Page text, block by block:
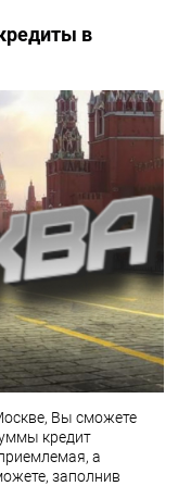
в
Вы сможете
кредит
а
заполнив